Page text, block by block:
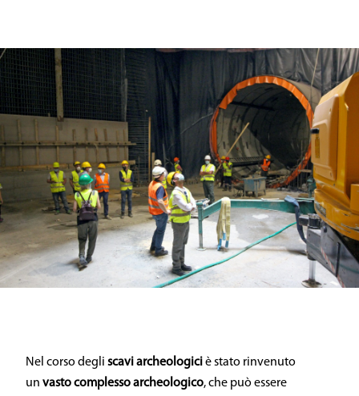
Nel corso degli scavi archeologiciè stato rinvenuto
un vasto complesso archeologico, che può essere